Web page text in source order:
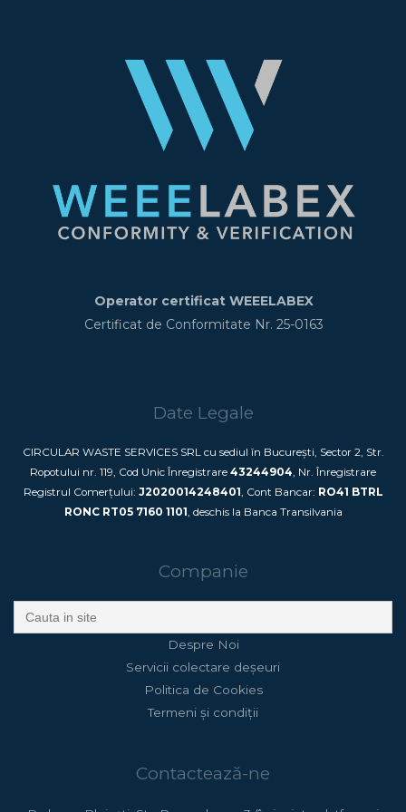
Operator certificat WEEELABEX
Certificat de Conformitate Nr. 25-0163
Date Legale
CIRCULAR WASTE SERVICES SRL cu sediul în București, Sector 2, Str.
Ropotului nr. 119, Cod Unic Înregistrare 43244904, Nr. Înregistrare
Registrul Comerțului: J2020014248401 , Cont Bancar: RO41 BTRL
RONC RT05 7160 1101 , deschis la Banca Transilvania
Companie
Search
for:
Despre Noi
Servicii colectare deșeuri
Politica de Cookies
Termeni și condiții
Contactează-ne